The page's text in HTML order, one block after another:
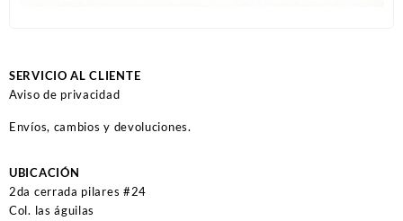
SERVICIO AL CLIENTE
Aviso de privacidad
Envíos, cambios y devoluciones.
UBICACIÓN
2da cerrada pilares #24
Col. las águilas